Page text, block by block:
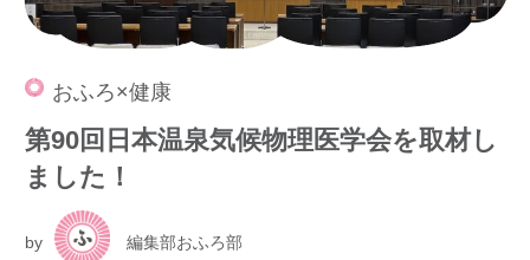
おふろ×健康
第90回日本温泉気候物理医学会を取材し
ました！
by 編集部おふろ部